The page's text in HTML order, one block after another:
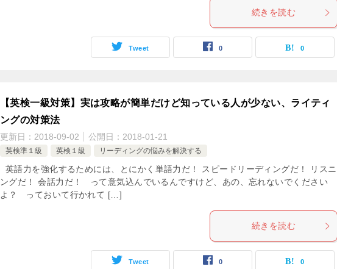
続きを読む
Tweet 0 0
【英検一級対策】実は攻略が簡単だけど知っている人が少ない、ライティ
ングの対策法
更新日： 2018-09-02 公開日： 2018-01-21
英検準１級 英検１級 リーディングの悩みを解決する
英語力を強化するためには、とにかく単語力だ！ スピードリーディングだ！ リスニ
ングだ！ 会話力だ！ って意気込んでいるんですけど、あの、忘れないでください
よ？ っておいて行かれて […]
続きを読む
Tweet 0 0